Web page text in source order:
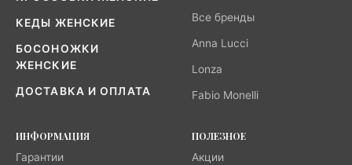
КЕДЫ ЖЕНСКИЕ
БОСОНОЖКИ
ЖЕНСКИЕ
ДОСТАВКА И ОПЛАТА
Все бренды
Anna Lucci
Lonza
Fabio Monelli
ИНФОРМАЦИЯ
Гарантии
ПОЛЕЗНОЕ
Акции